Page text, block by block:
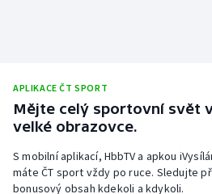
Ragby
Rychlobruslení
Rychlostní kanoistika
APLIKACE ČT SPORT
Mějte celý sportovní svět
velké obrazovce.
S mobilní aplikací, HbbTV a apkou
máte ČT sport vždy po ruce. Sledujte
bonusový obsah kdekoli a kdykoli.